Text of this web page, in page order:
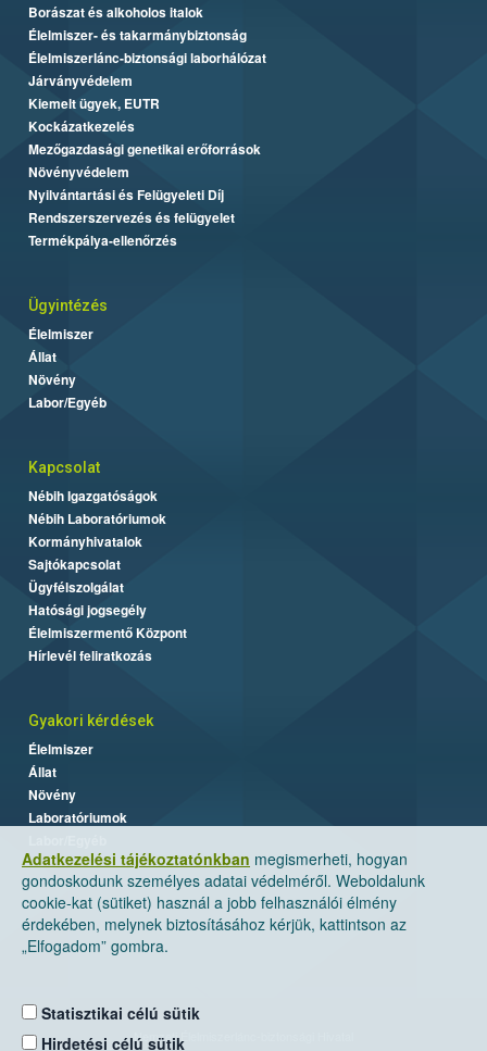
Adatkezelési tájékoztatónkban megismerheti, hogyan
gondoskodunk személyes adatai védelméről. Weboldalunk
cookie-kat (sütiket) használ a jobb felhasználói élmény
érdekében, melynek biztosításához kérjük, kattintson az
„Elfogadom” gombra.
Statisztikai célú sütik
Hirdetési célú sütik
Borászat és alkoholos italok
Élelmiszer- és takarmánybiztonság
Élelmiszerlánc-biztonsági laborhálózat
Járványvédelem
Kiemelt ügyek, EUTR
Kockázatkezelés
Mezőgazdasági genetikai erőforrások
Növényvédelem
Nyilvántartási és Felügyeleti Díj
Rendszerszervezés és felügyelet
Termékpálya-ellenőrzés
Ügyintézés
Élelmiszer
Állat
Növény
Labor/Egyéb
Kapcsolat
Nébih Igazgatóságok
Nébih Laboratóriumok
Kormányhivatalok
Sajtókapcsolat
Ügyfélszolgálat
Hatósági jogsegély
Élelmiszermentő Központ
Hírlevél feliratkozás
Gyakori kérdések
Élelmiszer
Állat
Növény
Laboratóriumok
Nemzeti Élelmiszerlánc-biztonsági Hivatal